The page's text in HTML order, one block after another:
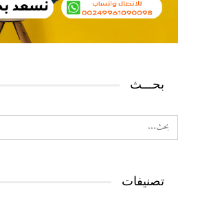
بحـــث
تصنيفات